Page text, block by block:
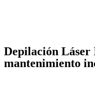
Depilación Láser
mantenimiento